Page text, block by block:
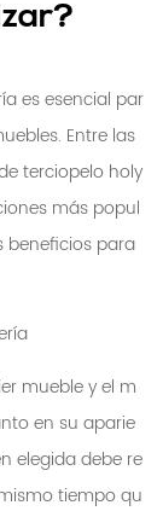
es esencial par
Entre las
terciopelo holy
más popul
beneficios para
mueble y el m
en su aparie
elegida debe re
tiempo qu